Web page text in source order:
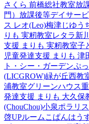
さくら 前橋総社教室放
門） 放課後等デイサー
ス レオ(Leo)梅津じゆう
りも 実籾教室レタラ新川
支援 まりも 実籾教室子
児童発達支援 まりも 津
ト・シー・ガーデンぷ
(LICGROW)緑が丘西教
浦教室グリーンハウス
発達支援 まりも 大久保
(ChouChou)小泉ポラリ
啓UPルーム こぱんはう